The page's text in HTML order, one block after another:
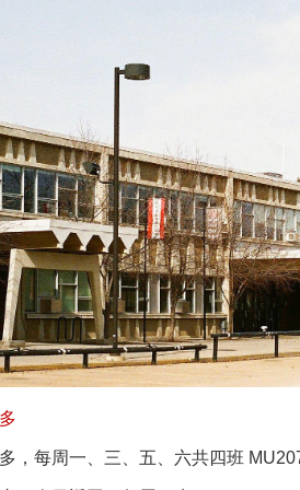
多，每周一、三、五、六共四班